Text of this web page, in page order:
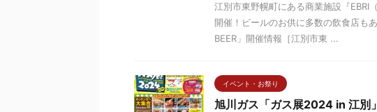
江別市東野幌町にある商業施設『EBRI
開催！ビールのお供に多数の飲食店も
BEER」開催情報［江別市東 ...
イベント・お祭り
旭川ガス「ガス展2024 in 江別